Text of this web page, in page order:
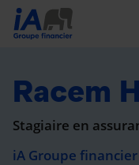
Racem
Stagiaire en
iA Groupe